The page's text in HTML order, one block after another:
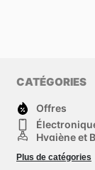
possible
promotions
produits
pouvez
chaînes les
privilégiez, en
Sur Your Deals
CATÉGORIES
Offres
Hygiène et
Mode
Animalerie
Plus de catégories